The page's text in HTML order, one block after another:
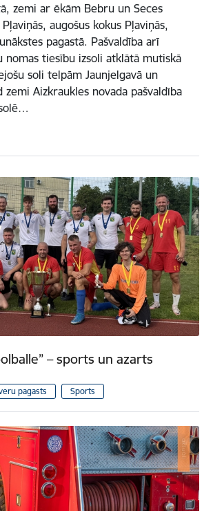
zemi ar ēkām Bebru un Seces
augošus kokus Pļaviņās,
pagastā. Pašvaldība arī
nomas tiesību izsoli atklātā mutiskā
soli telpām Jaunjelgavā un
zemi Aizkraukles novada pašvaldība
– sports un azarts
pagasts Sports